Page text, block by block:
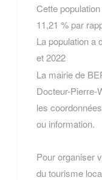
Cette
11,21 % par
La population a
et 2022
La mairie de
Docteur-Pierre-
les
ou information.
Pour organiser
du tourisme